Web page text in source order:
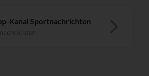
Kanal Sportnachrichten